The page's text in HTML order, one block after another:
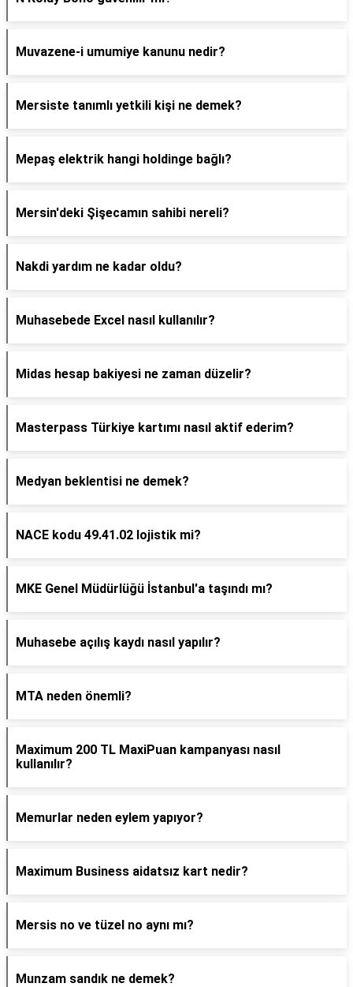
Muvazene-i umumiye kanunu nedir?
Mersiste tanımlı yetkili kişi ne demek?
Mepaş elektrik hangi holdinge bağlı?
Mersin'deki Şişecamın sahibi nereli?
Nakdi yardım ne kadar oldu?
Muhasebede Excel nasıl kullanılır?
Midas hesap bakiyesi ne zaman düzelir?
Masterpass Türkiye kartımı nasıl aktif ederim?
Medyan beklentisi ne demek?
NACE kodu 49.41.02 lojistik mi?
MKE Genel Müdürlüğü İstanbul'a taşındı mı?
Muhasebe açılış kaydı nasıl yapılır?
MTA neden önemli?
Maximum 200 TL MaxiPuan kampanyası nasıl
kullanılır?
Memurlar neden eylem yapıyor?
Maximum Business aidatsız kart nedir?
Mersis no ve tüzel no aynı mı?
Munzam sandık ne demek?